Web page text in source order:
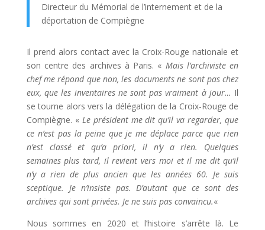
Directeur du Mémorial de l’internement et de la
déportation de Compiègne
Il prend alors contact avec la Croix-Rouge nationale et
son centre des archives à Paris. « Mais l’archiviste en
chef me répond que non, les documents ne sont pas chez
eux, que les inventaires ne sont pas vraiment à jour… Il
se tourne alors vers la délégation de la Croix-Rouge de
Compiègne. « Le président me dit qu’il va regarder, que
ce n’est pas la peine que je me déplace parce que rien
n’est classé et qu’a priori, il n’y a rien. Quelques
semaines plus tard, il revient vers moi et il me dit qu’il
n’y a rien de plus ancien que les années 60. Je suis
sceptique. Je n’insiste pas. D’autant que ce sont des
archives qui sont privées. Je ne suis pas convaincu.«
Nous sommes en 2020 et l’histoire s’arrête là. Le